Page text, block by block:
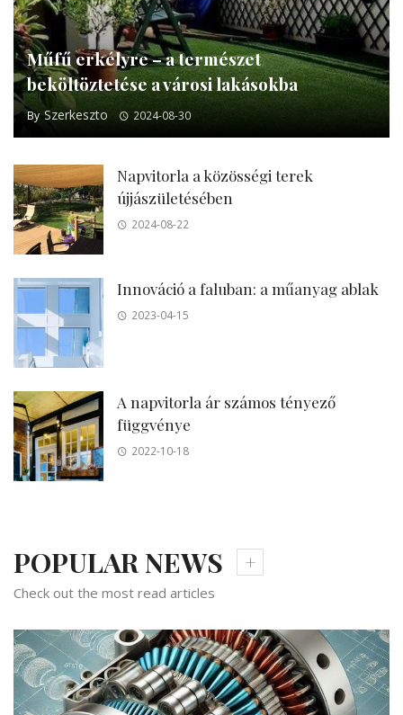
Műfű erkélyre – a természet
beköltöztetése a városi lakásokba
BySzerkeszto 2024-08-30
Napvitorla a közösségi terek
újjászületésében
2024-08-22
Innováció a faluban: a műanyag ablak
2023-04-15
A napvitorla ár számos tényező
függvénye
2022-10-18
POPULAR NEWS
Check out the most read articles